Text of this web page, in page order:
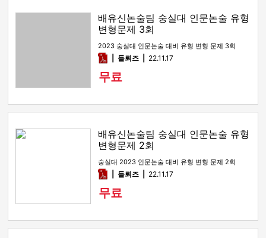
배유신논술팀 숭실대 인문논술 유형
변형문제 3회
2023 숭실대 인문논술 대비 유형 변형 문제 3회
pdf들뢰즈 22.11.17
무료
배유신논술팀 숭실대 인문논술 유형
변형문제 2회
숭실대 2023 인문논술 대비 유형 변형 문제 2회
pdf들뢰즈 22.11.17
무료